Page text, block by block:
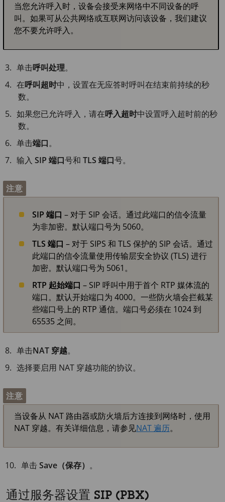
当您允许呼入时，设备会接受来网络中不同设备的呼
叫。如果可从公共网络或互联网访问该设备，我们建议
您不要允许呼入。
单击呼叫处理。
在呼叫超时中，设置在无应答时呼叫在结束前持续的秒
数。
如果您已允许呼入，请在呼入超时中设置呼入超时前的秒
数。
单击端口。
输入SIP 端口号和TLS 端口号。
注意
SIP 端口 – 对于 SIP 会话。通过此端口的信令流量
为非加密。默认端口号为 5060。
TLS 端口 – 对于 SIPS 和 TLS 保护的 SIP 会话。通过
此端口的信令流量使用传输层安全协议 (TLS) 进行
加密。默认端口号为 5061。
RTP 起始端口 – SIP 呼叫中用于首个 RTP 媒体流的
端口。默认开始端口为 4000。一些防火墙会拦截某
些端口号上的 RTP 通信。端口号必须在 1024 到
65535 之间。
单击NAT 穿越。
选择要启用 NAT 穿越功能的协议。
注意
当设备从 NAT 路由器或防火墙后方连接到网络时，使用
NAT 穿越。有关详细信息，请参见NAT 遍历。
单击Save（保存） 。
通过服务器设置 SIP (PBX)